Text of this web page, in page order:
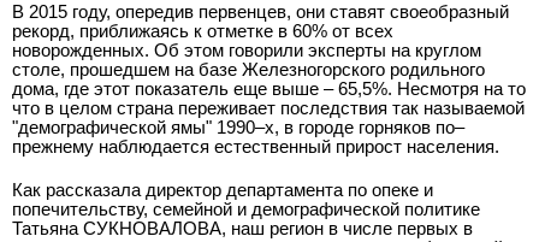
В 2015 году, опередив первенцев, они ставят своеобразный
рекорд, приближаясь к отметке в 60% от всех
новорожденных. Об этом говорили эксперты на круглом
столе, прошедшем на базе Железногорского родильного
дома, где этот показатель еще выше – 65,5%. Несмотря на то
что в целом страна переживает последствия так называемой
"демографической ямы" 1990–х, в городе горняков по–
прежнему наблюдается естественный прирост населения.
Как рассказала директор департамента по опеке и
попечительству, семейной и демографической политике
Татьяна СУКНОВАЛОВА, наш регион в числе первых в